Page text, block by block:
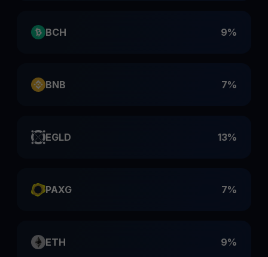
BCH 9%
BNB 7%
EGLD 13%
PAXG 7%
ETH 9%